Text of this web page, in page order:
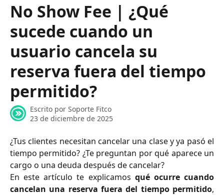
No Show Fee | ¿Qué
sucede cuando un
usuario cancela su
reserva fuera del tiempo
permitido?
Escrito por Soporte Fitco
23 de diciembre de 2025
¿Tus clientes necesitan cancelar una clase y ya pasó el
tiempo permitido? ¿Te preguntan por qué aparece un
cargo o una deuda después de cancelar?
En este artículo te explicamos qué ocurre cuando
cancelan una reserva fuera del tiempo permitido,